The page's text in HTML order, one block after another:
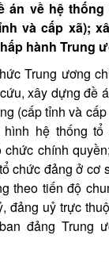
án về hệ
và cấp xã);
hành Trung
Trung ương
xây dựng đề
(cấp tỉnh và
hệ thống
chính
chức đảng ở cơ
theo tiến độ
đảng uỷ trực
đảng Trung